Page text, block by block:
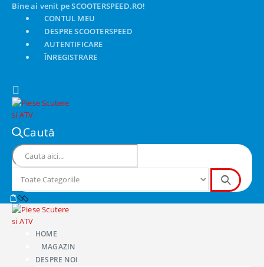
Bine ai venit pe SCOOTERSPEED.RO!
CONTUL MEU
DESPRE SCOOTERSPEED
AUTENTIFICARE
ÎNREGISTRARE
Caută
HOME
MAGAZIN
DESPRE NOI